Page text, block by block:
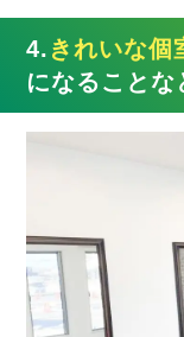
4. きれいな個
になること